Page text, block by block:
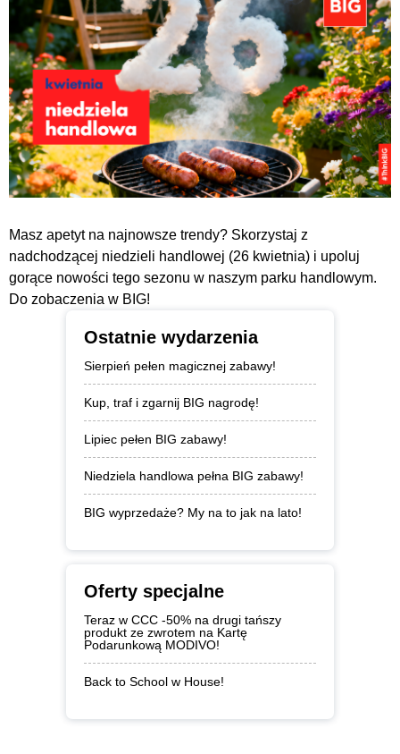
Masz apetyt na najnowsze trendy? Skorzystaj z
nadchodzącej niedzieli handlowej (26 kwietnia) i upoluj
gorące nowości tego sezonu w naszym parku handlowym.
Do zobaczenia w BIG!
Ostatnie wydarzenia
Sierpień pełen magicznej zabawy!
Kup, traf i zgarnij BIG nagrodę!
Lipiec pełen BIG zabawy!
Niedziela handlowa pełna BIG zabawy!
BIG wyprzedaże? My na to jak na lato!
Oferty specjalne
Teraz w CCC -50% na drugi tańszy
produkt ze zwrotem na Kartę
Podarunkową MODIVO!
Back to School w House!